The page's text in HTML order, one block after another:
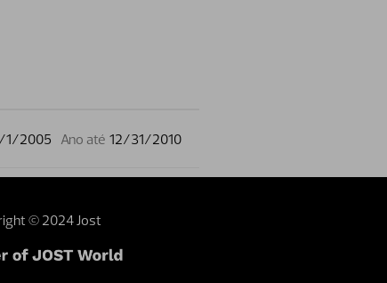
1/2005 Ano até 12/31/2010
© 2024 Jost